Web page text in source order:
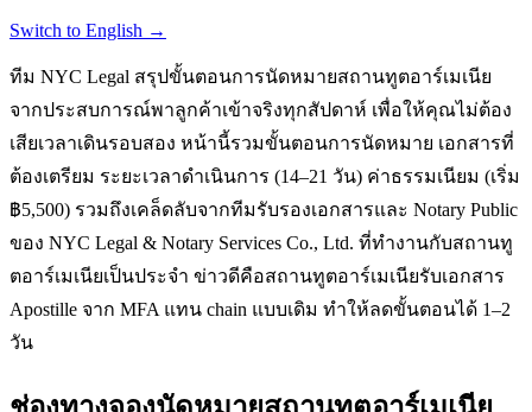
Switch to English →
ทีม NYC Legal สรุปขั้นตอนการนัดหมายสถานทูตอาร์เมเนีย
จากประสบการณ์พาลูกค้าเข้าจริงทุกสัปดาห์ เพื่อให้คุณไม่ต้อง
เสียเวลาเดินรอบสอง หน้านี้รวมขั้นตอนการนัดหมาย เอกสารที่
ต้องเตรียม ระยะเวลาดำเนินการ (14–21 วัน) ค่าธรรมเนียม (เริ่ม
฿5,500) รวมถึงเคล็ดลับจากทีมรับรองเอกสารและ Notary Public
ของ NYC Legal & Notary Services Co., Ltd. ที่ทำงานกับสถานทู
ตอาร์เมเนียเป็นประจำ ข่าวดีคือสถานทูตอาร์เมเนียรับเอกสาร
Apostille จาก MFA แทน chain แบบเดิม ทำให้ลดขั้นตอนได้ 1–2
วัน